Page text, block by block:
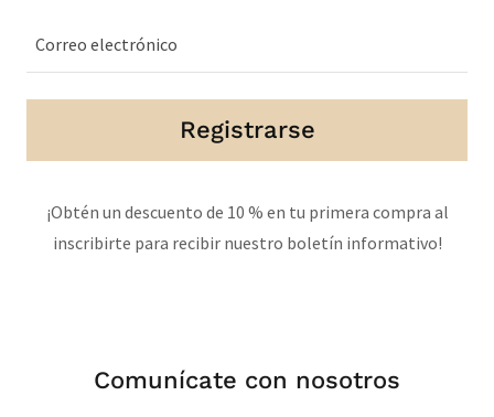
Correo electrónico
Registrarse
¡Obtén un descuento de 10 % en tu primera compra al
inscribirte para recibir nuestro boletín informativo!
Comunícate con nosotros